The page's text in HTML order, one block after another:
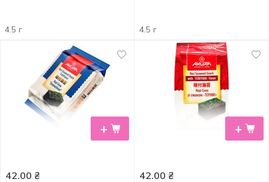
4.5 г 4.5 г
+
42.00 ₴
+
42.00 ₴